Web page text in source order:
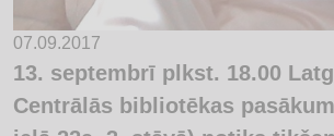
07.09.2017
13. septembrī plkst. 18.00
Centrālās bibliotēkas